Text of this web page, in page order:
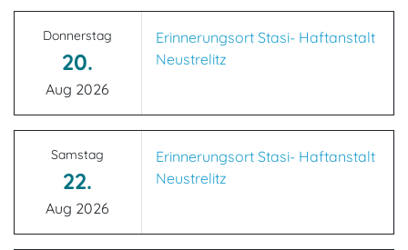
Donnerstag
20.
Aug 2026
Erinnerungsort Stasi- Haftanstalt
Neustrelitz
Samstag
22.
Aug 2026
Erinnerungsort Stasi- Haftanstalt
Neustrelitz